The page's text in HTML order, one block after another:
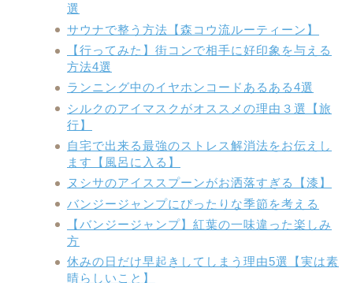
選
サウナで整う方法【森コウ流ルーティーン】
【行ってみた】街コンで相手に好印象を与える
方法4選
ランニング中のイヤホンコードあるある4選
シルクのアイマスクがオススメの理由３選【旅
行】
自宅で出来る最強のストレス解消法をお伝えし
ます【風呂に入る】
ヌシサのアイススプーンがお洒落すぎる【漆】
バンジージャンプにぴったりな季節を考える
【バンジージャンプ】紅葉の一味違った楽しみ
方
休みの日だけ早起きしてしまう理由5選【実は素
晴らしいこと】